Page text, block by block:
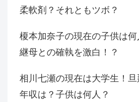
柔軟剤？それともツボ？
榎本加奈子の現在の子供は
継母との確執を激白！？
相川七瀬の現在は大学生！旦
年収は？子供は何人？